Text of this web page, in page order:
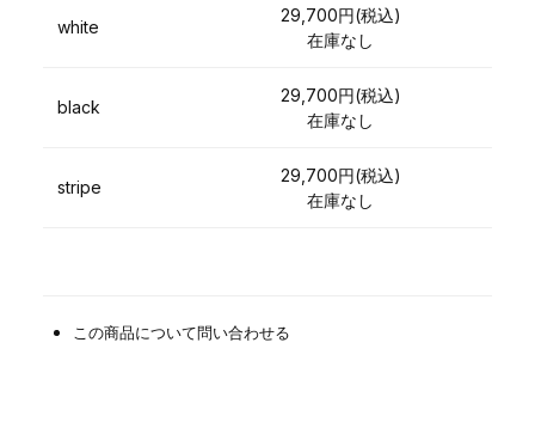
white
29,700円(税込)
在庫なし
black
29,700円(税込)
在庫なし
stripe
29,700円(税込)
在庫なし
この商品について問い合わせる